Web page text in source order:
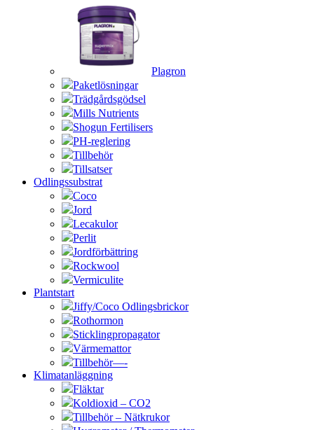
Plagron
Paketlösningar
Trädgårdsgödsel
Mills Nutrients
Shogun Fertilisers
PH-reglering
Tillbehör
Tillsatser
Odlingssubstrat
Coco
Jord
Lecakulor
Perlit
Jordförbättring
Rockwool
Vermiculite
Plantstart
Jiffy/Coco Odlingsbrickor
Rothormon
Sticklingpropagator
Värmemattor
Tillbehör—-
Klimatanläggning
Fläktar
Koldioxid – CO2
Tillbehör – Nätkrukor